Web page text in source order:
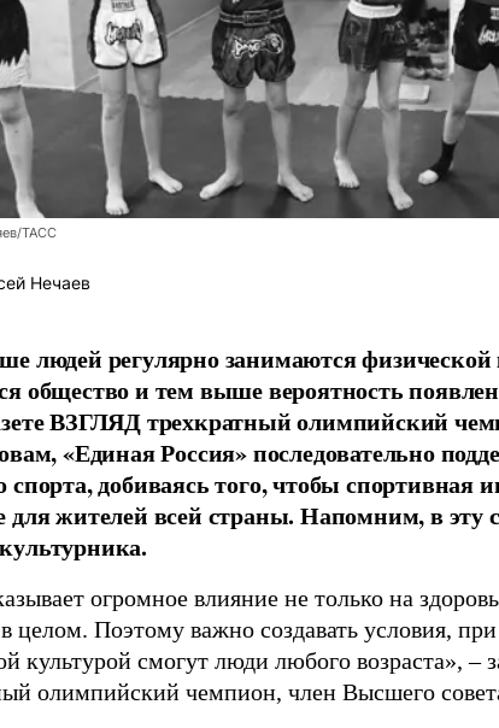
ТАСС
Нечаев
людей регулярно занимаются физической
общество и тем выше вероятность
ВЗГЛЯД трехкратный олимпийский
«Единая Россия» последовательно
спорта, добиваясь того, чтобы спортивная
для жителей всей страны. Напомним, в эту
огромное влияние не только на
целом. Поэтому важно создавать условия,
культурой смогут люди любого возраста», –
олимпийский чемпион, член Высшего